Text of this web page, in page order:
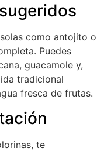
como antojito o
Puedes
guacamole y,
tradicional
fresca de frutas.
te